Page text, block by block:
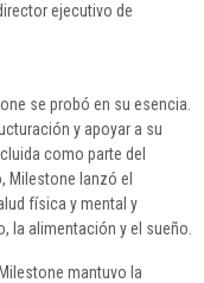
ejecutivo de
se probó en su esencia.
y apoyar a su
como parte del
Milestone lanzó el
física y mental y
alimentación y el sueño.
mantuvo la